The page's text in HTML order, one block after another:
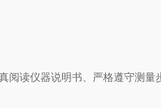
读仪器说明书、严格遵守测量